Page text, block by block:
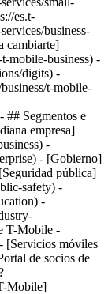
es.t-
business-
cambiarte]
mobile-business) -
digits) -
t-mobile-
## Segmentos e
empresa]
-
- [Gobierno]
pública]
safety) -
-
T-Mobile -
[Servicios móviles
de socios de
Mobile]